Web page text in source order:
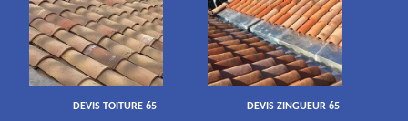
DEVIS TOITURE 65 DEVIS ZINGUEUR 65